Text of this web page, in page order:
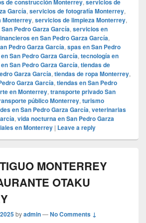
de construcción Monterrey servicios de
García, servicios de fotografía Monterrey,
Monterrey, servicios de limpieza Monterrey,
Pedro Garza García, servicios en
en San Pedro Garza García,
Pedro Garza García, spas en San Pedro
San Pedro Garza García, tecnología en
San Pedro Garza García, tiendas de
Garza García, tiendas de ropa Monterrey,
Garza García, tiendas en San Pedro
en Monterrey, transporte privado San
público Monterrey, turismo
en San Pedro Garza García, veterinarias
, vida nocturna en San Pedro Garza
en Monterrey | Leave a reply
MONTERREY
OTAKU
byadmin—No Comments ↓